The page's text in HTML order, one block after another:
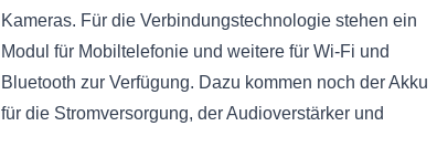
Kameras. Für die Verbindungstechnologie stehen ein
Modul für Mobiltelefonie und weitere für Wi-Fi und
Bluetooth zur Verfügung. Dazu kommen noch der Akku
für die Stromversorgung, der Audioverstärker und